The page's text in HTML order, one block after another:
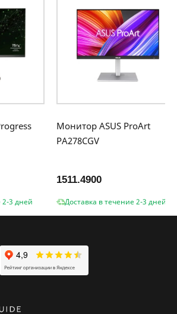
2-3 дней
Монитор ASUS ProArt
PA278CGV
1511.4900
Доставка в течение 2-3 дней